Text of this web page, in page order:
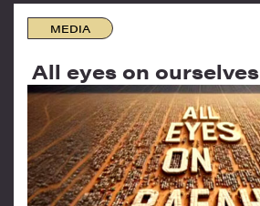
MEDIA
All eyes on ourselves